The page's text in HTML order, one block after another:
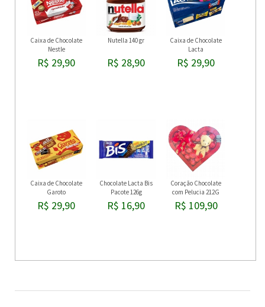
Caixa de Chocolate
Nestle
R$ 29,90
Nutella 140 gr
R$ 28,90
Caixa de Chocolate
Lacta
R$ 29,90
Caixa de Chocolate
Garoto
R$ 29,90
Chocolate Lacta Bis
Pacote 126g
R$ 16,90
Coração Chocolate
com Pelucia 212G
R$ 109,90